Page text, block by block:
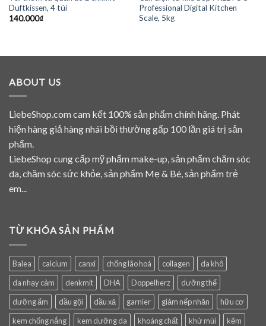
Duftkissen, 4 túi
140.000₫
Professional Digital Kitchen
Scale, 5kg
ABOUT US
LiebeShop.com cam kết 100% sản phẩm chính hãng. Phát
hiện hàng giả hàng nhái bồi thường gấp 100 lần giá trị sản
phẩm.
LiebeShop cung cấp mỹ phẩm make-up, sản phẩm chăm sóc
da, chăm sóc sức khỏe, sản phẩm Mẹ & Bé, sản phẩm trẻ
em...
TỪ KHÓA SẢN PHẨM
Balea calcium canxi chống lão hoá collagen
da khô
da nhạy cảm
denkmit DHA Doppelherz
dưỡng thể
dưỡng ẩm
dầu gội dầu xả garnier giảm nếp nhăn
hữu cơ
kem chống nắng
kem dưỡng da khoáng chất khử mùi
kẽm